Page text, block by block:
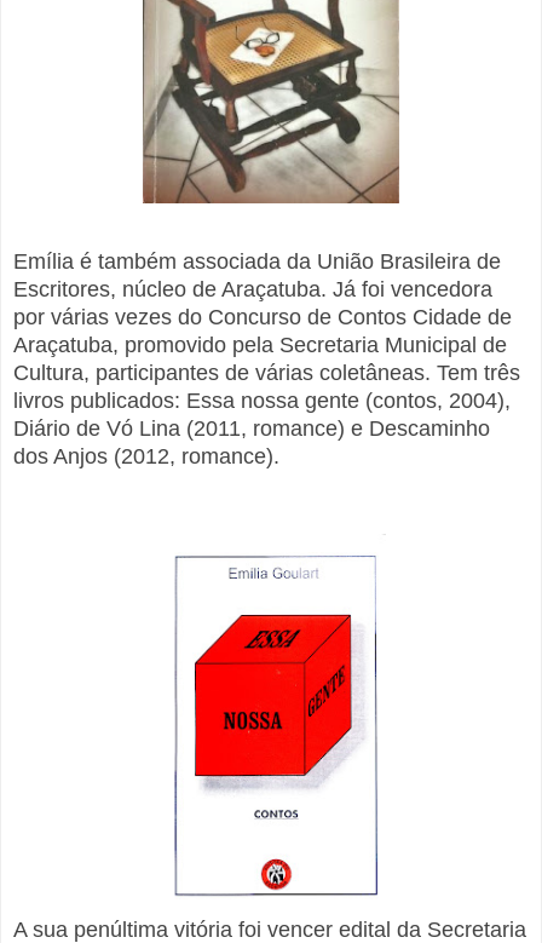
Emília é também associada da União Brasileira de
Escritores, núcleo de Araçatuba. Já foi vencedora
por várias vezes do Concurso de Contos Cidade de
Araçatuba, promovido pela Secretaria Municipal de
Cultura, participantes de várias coletâneas. Tem três
livros publicados: Essa nossa gente (contos, 2004),
Diário de Vó Lina (2011, romance) e Descaminho
dos Anjos (2012, romance).
A sua penúltima vitória foi vencer edital da Secretaria